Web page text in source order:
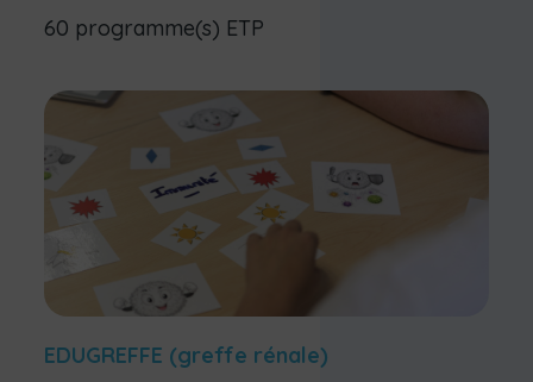
60 programme(s) ETP
EDUGREFFE (greffe rénale)